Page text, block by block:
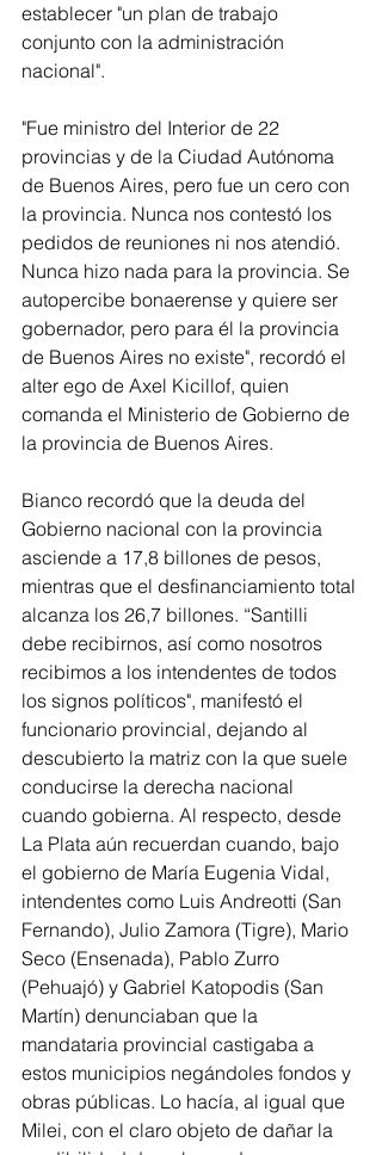
establecer "un plan de trabajo
conjunto con la administración
nacional".
"Fue ministro del Interior de 22
provincias y de la Ciudad Autónoma
de Buenos Aires, pero fue un cero con
la provincia. Nunca nos contestó los
pedidos de reuniones ni nos atendió.
Nunca hizo nada para la provincia. Se
autopercibe bonaerense y quiere ser
gobernador, pero para él la provincia
de Buenos Aires no existe", recordó el
alter ego de Axel Kicillof, quien
comanda el Ministerio de Gobierno de
la provincia de Buenos Aires.
Bianco recordó que la deuda del
Gobierno nacional con la provincia
asciende a 17,8 billones de pesos,
mientras que el desfinanciamiento total
alcanza los 26,7 billones. “Santilli
debe recibirnos, así como nosotros
recibimos a los intendentes de todos
los signos políticos", manifestó el
funcionario provincial, dejando al
descubierto la matriz con la que suele
conducirse la derecha nacional
cuando gobierna. Al respecto, desde
La Plata aún recuerdan cuando, bajo
el gobierno de María Eugenia Vidal,
intendentes como Luis Andreotti (San
Fernando), Julio Zamora (Tigre), Mario
Seco (Ensenada), Pablo Zurro
(Pehuajó) y Gabriel Katopodis (San
Martín) denunciaban que la
mandataria provincial castigaba a
estos municipios negándoles fondos y
obras públicas. Lo hacía, al igual que
Milei, con el claro objeto de dañar la